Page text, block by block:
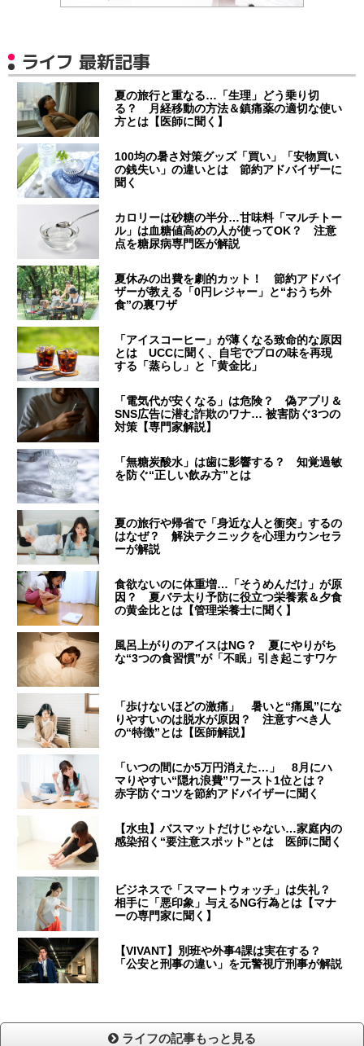
ライフ 最新記事
夏の旅行と重なる…「生理」どう乗り切
る？ 月経移動の方法＆鎮痛薬の適切な使い
方とは【医師に聞く】
100均の暑さ対策グッズ「買い」「安物買い
の銭失い」の違いとは 節約アドバイザーに
聞く
カロリーは砂糖の半分…甘味料「マルチトー
ル」は血糖値高めの人が使ってOK？ 注意
点を糖尿病専門医が解説
夏休みの出費を劇的カット！ 節約アドバイ
ザーが教える「0円レジャー」と“おうち外
食”の裏ワザ
「アイスコーヒー」が薄くなる致命的な原因
とは UCCに聞く、自宅でプロの味を再現
する「蒸らし」と「黄金比」
「電気代が安くなる」は危険？ 偽アプリ＆
SNS広告に潜む詐欺のワナ… 被害防ぐ3つの
対策【専門家解説】
「無糖炭酸水」は歯に影響する？ 知覚過敏
を防ぐ“正しい飲み方”とは
夏の旅行や帰省で「身近な人と衝突」するの
はなぜ？ 解決テクニックを心理カウンセラ
ーが解説
食欲ないのに体重増…「そうめんだけ」が原
因？ 夏バテ太り予防に役立つ栄養素＆夕食
の黄金比とは【管理栄養士に聞く】
風呂上がりのアイスはNG？ 夏にやりがち
な“3つの食習慣”が「不眠」引き起こすワケ
「歩けないほどの激痛」 暑いと“痛風”にな
りやすいのは脱水が原因？ 注意すべき人
の“特徴”とは【医師解説】
「いつの間にか5万円消えた…」 8月にハ
マりやすい“隠れ浪費”ワースト1位とは？
赤字防ぐコツを節約アドバイザーに聞く
【水虫】バスマットだけじゃない…家庭内の
感染招く“要注意スポット”とは 医師に聞く
ビジネスで「スマートウォッチ」は失礼？
相手に「悪印象」与えるNG行為とは【マナ
ーの専門家に聞く】
【VIVANT】別班や外事4課は実在する？
「公安と刑事の違い」を元警視庁刑事が解説
ライフの記事もっと見る